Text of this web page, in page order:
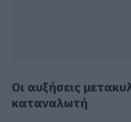
Οι αυξήσεις
καταναλωτή